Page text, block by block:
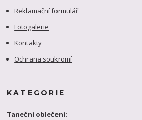
Reklamační formulář
Fotogalerie
Kontakty
Ochrana soukromí
KATEGORIE
Taneční oblečení: